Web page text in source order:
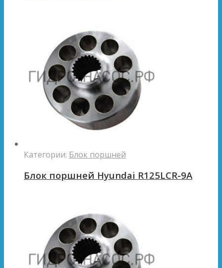
Категории: Блок поршней
Блок поршней Hyundai R125LCR-9A